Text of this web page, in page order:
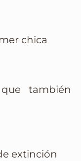
chica
también
extinción